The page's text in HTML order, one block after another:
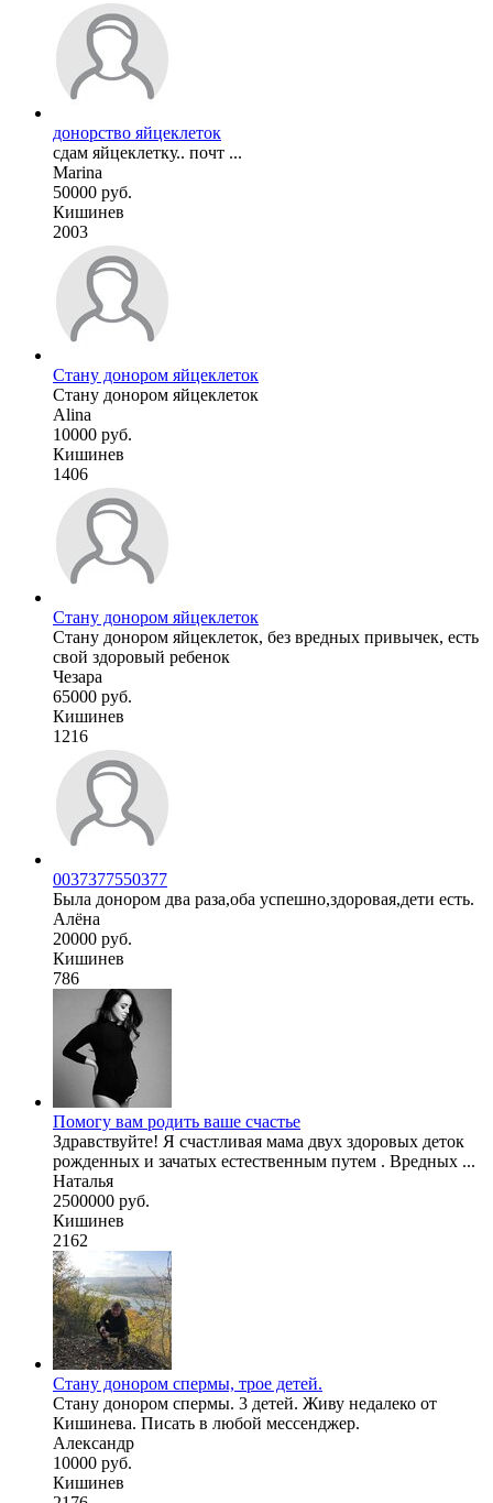
донорство яйцеклеток
сдам яйцеклетку.. почт ...
Marina
50000 руб.
Кишинев
2003
Стану донором яйцеклеток
Стану донором яйцеклеток
Alina
10000 руб.
Кишинев
1406
Стану донором яйцеклеток
Стану донором яйцеклеток, без вредных привычек, есть
свой здоровый ребенок
Чезара
65000 руб.
Кишинев
1216
0037377550377
Была донором два раза,оба успешно,здоровая,дети есть.
Алёна
20000 руб.
Кишинев
786
Помогу вам родить ваше счастье
Здравствуйте! Я счастливая мама двух здоровых деток
рожденных и зачатых естественным путем . Вредных ...
Наталья
2500000 руб.
Кишинев
2162
Стану донором спермы, трое детей.
Стану донором спермы. 3 детей. Живу недалеко от
Кишинева. Писать в любой мессенджер.
Александр
10000 руб.
Кишинев